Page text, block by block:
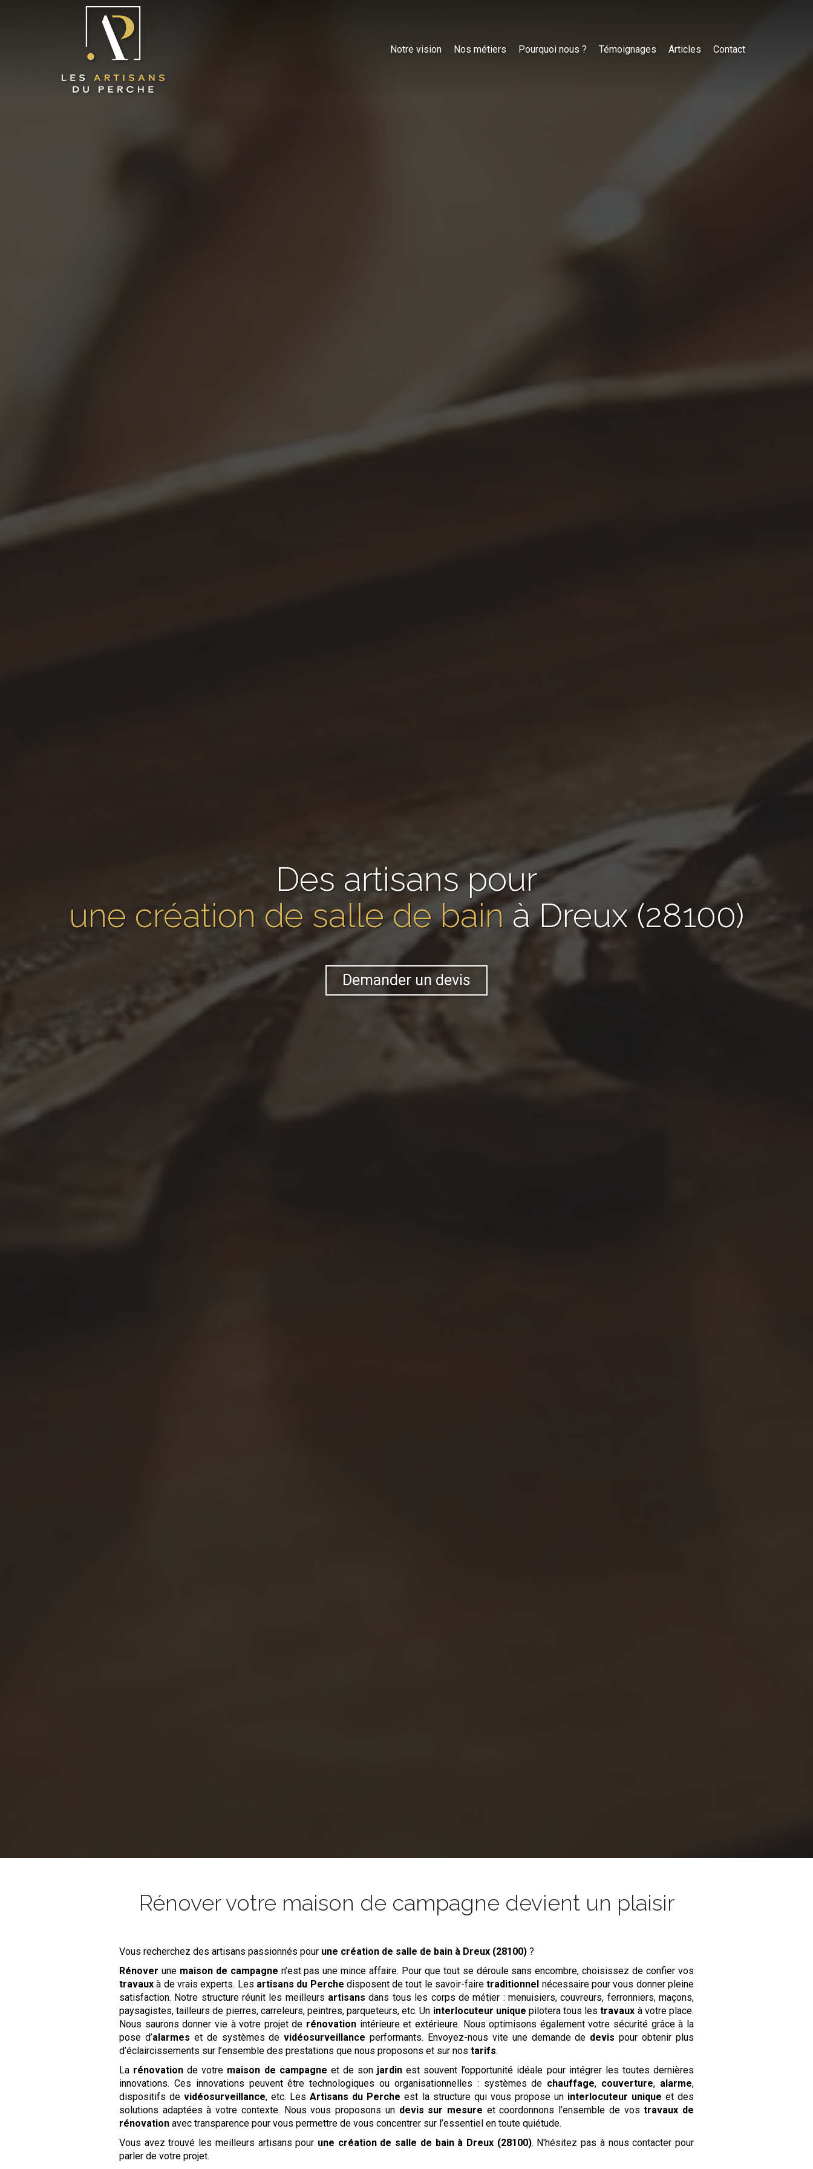
Notre vision Nos métiers Pourquoi nous ? Témoignages Articles Contact
Des artisans pour
une création de salle de bain à Dreux (28100)
Demander un devis
Rénover votre maison de campagne devient un plaisir
Vous recherchez des artisans passionnés pour une création de salle de bain à Dreux (28100) ?
Rénover une maison de campagne n’est pas une mince affaire. Pour que tout se déroule sans encombre, choisissez de confier vos
travaux à de vrais experts. Les artisans du Perche disposent de tout le savoir-fairetraditionnel nécessaire pour vous donner pleine
satisfaction. Notre structure réunit les meilleurs artisans dans tous les corps de métier : menuisiers, couvreurs, ferronniers, maçons,
paysagistes, tailleurs de pierres, carreleurs, peintres, parqueteurs, etc. Un interlocuteur unique pilotera tous lestravaux à votre place.
Nous saurons donner vie à votre projet de rénovation intérieure et extérieure. Nous optimisons également votre sécurité grâce à la
pose d’alarmes et de systèmes devidéosurveillance performants. Envoyez-nous vite une demande de devis pour obtenir plus
d’éclaircissements sur l’ensemble des prestations que nous proposons et sur nostarifs.
La rénovation de votre maison de campagne et de son jardin est souvent l’opportunité idéale pour intégrer les toutes dernières
innovations. Ces innovations peuvent être technologiques ou organisationnelles : systèmes de chauffage, couverture, alarme,
dispositifs devidéosurveillance, etc. LesArtisans du Perche est la structure qui vous propose un interlocuteur unique et des
solutions adaptées à votre contexte. Nous vous proposons un devis sur mesure et coordonnons l’ensemble de vostravaux de
rénovation avec transparence pour vous permettre de vous concentrer sur l’essentiel en toute quiétude.
Vous avez trouvé les meilleurs artisans pour une création de salle de bain à Dreux (28100). N'hésitez pas à nous contacter pour
parler de votre projet.